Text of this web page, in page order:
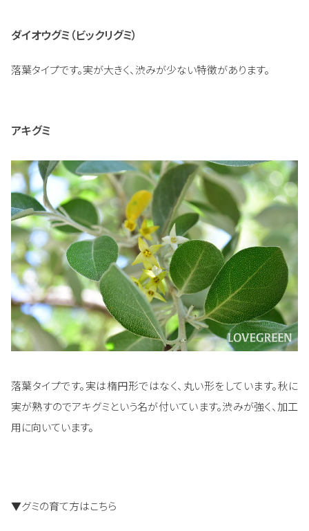
ダイオウグミ（ビックリグミ）
落葉タイプです。実が大きく、渋みが少ない特徴があります。
アキグミ
落葉タイプです。実は楕円形ではなく、丸い形をしています。秋に
実が熟すのでアキグミという名が付いています。渋みが強く、加工
用に向いています。
▼グミの育て方はこちら